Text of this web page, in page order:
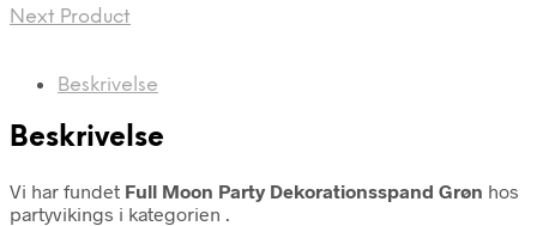
Next Product
Beskrivelse
Beskrivelse
Vi har fundet Full Moon Party Dekorationsspand Grøn hos
partyvikings i kategorien .